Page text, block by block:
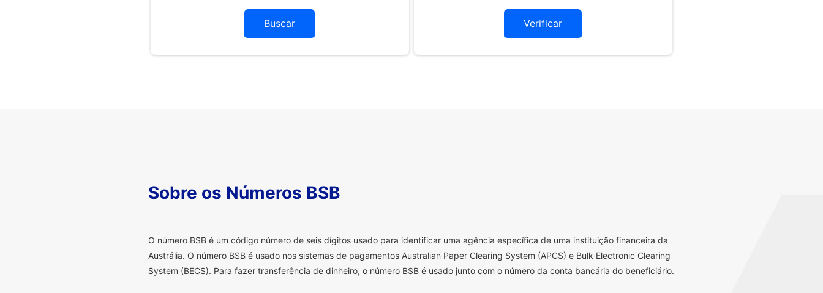
Buscar Verificar
Sobre os Números BSB
O número BSB é um código número de seis dígitos usado para identificar uma agência específica de uma instituição financeira da
Austrália. O número BSB é usado nos sistemas de pagamentos Australian Paper Clearing System (APCS) e Bulk Electronic Clearing
System (BECS). Para fazer transferência de dinheiro, o número BSB é usado junto com o número da conta bancária do beneficiário.